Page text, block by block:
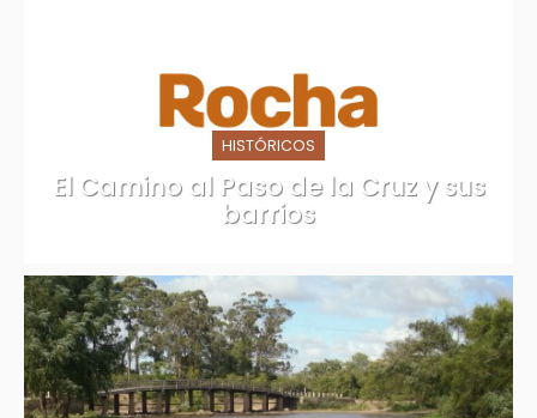
HISTÓRICOS
El Camino al Paso de la Cruz y sus
barrios